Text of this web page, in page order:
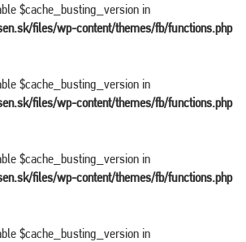
$cache_busting_version in
files/wp-content/themes/fb/functions.php
$cache_busting_version in
files/wp-content/themes/fb/functions.php
$cache_busting_version in
files/wp-content/themes/fb/functions.php
$cache_busting_version in